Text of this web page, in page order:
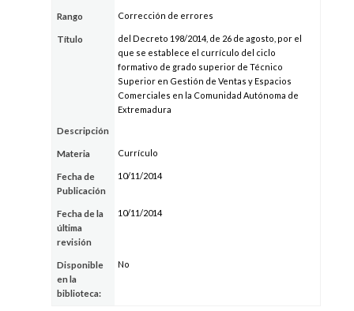
Rango Corrección de errores
Título
del Decreto 198/2014, de 26 de agosto, por el
que se establece el currículo del ciclo
formativo de grado superior de Técnico
Superior en Gestión de Ventas y Espacios
Comerciales en la Comunidad Autónoma de
Extremadura
Descripción
Materia Currículo
Fecha de
Publicación
10/11/2014
Fecha de la
última
revisión
10/11/2014
Disponible
en la
biblioteca:
No